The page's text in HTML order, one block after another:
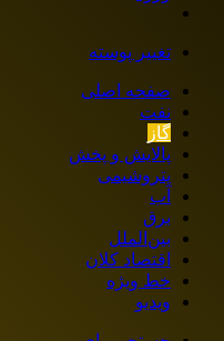
تغییر پوسته
صفحه اصلی
نفت
گاز
پالایش و پخش
پتروشیمی
آب
برق
بین‌الملل
اقتصاد کلان
خط ویژه
ویدیو